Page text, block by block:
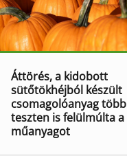
Áttörés, a kidobott
sütőtökhéjból készült
csomagolóanyag több
teszten is felülmúlta a
műanyagot